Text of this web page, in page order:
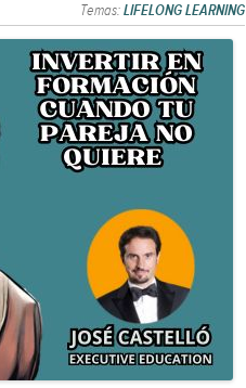
Temas:LIFELONG LEARNING